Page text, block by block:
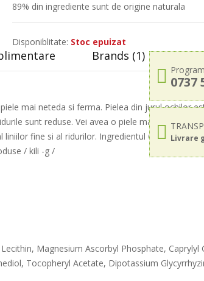
89% din ingrediente sunt de origine naturala
Disponiblitate: Stoc epuizat
0737
Livrare
Brands (1)
mai neteda si ferma. Pielea din jurul ochilor
sunt reduse. Vei avea o piele mai neteda si
fine si al ridurilor. Ingredientul CollGuard
/ kili -g /
Magnesium Ascorbyl Phosphate, Caprylyl
Tocopheryl Acetate, Dipotassium